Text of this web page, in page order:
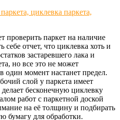
проверить паркет на наличие
себе отчет, что циклевка хоть и
застаревшего лака и
но все это не может
один момент настанет предел.
слой у паркета имеет
бесконечную циклевку
работ с паркетной доской
на её толщину и подбирать
бумагу для обработки.